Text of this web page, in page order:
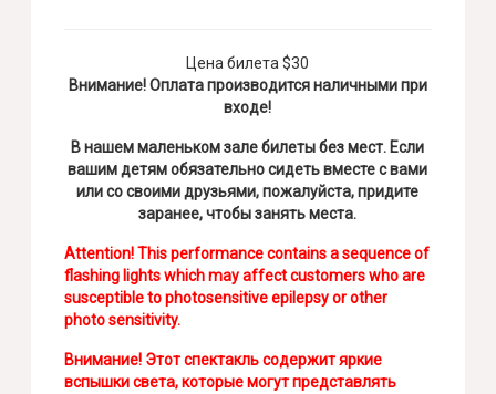
Цена билета $30
Внимание! Оплата производится наличными при
входе!
В нашем маленьком зале билеты без мест. Если
вашим детям обязательно сидеть вместе с вами
или со своими друзьями, пожалуйста, придите
заранее, чтобы занять места.
Attention! This performance contains a sequence of
flashing lights which may affect customers who are
susceptible to photosensitive epilepsy or other
photo sensitivity.
Внимание! Этот спектакль содержит яркие
вспышки света, которые могут представлять